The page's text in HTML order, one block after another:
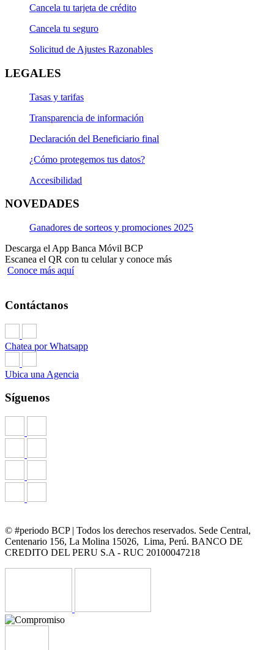
Cancela tu tarjeta de crédito
Cancela tu seguro
Solicitud de Ajustes Razonables
LEGALES
Tasas y tarifas
Transparencia de información
Declaración del Beneficiario final
¿Cómo protegemos tus datos?
Accesibilidad
NOVEDADES
Ganadores de sorteos y promociones 2025
Descarga el App Banca Móvil BCP
Escanea el QR con tu celular y conoce más
Conoce más aquí
Contáctanos
Chatea por Whatsapp
Ubica una Agencia
Síguenos
© #periodo BCP | Todos los derechos reservados. Sede Central,
Centenario 156, La Molina 15026, Lima, Perú. BANCO DE
CREDITO DEL PERU S.A - RUC 20100047218